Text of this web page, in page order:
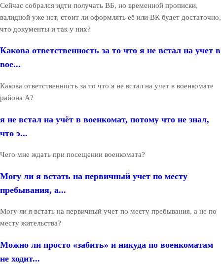
Сейчас собрался идти получать ВБ, но временной прописки,
валидной уже нет, стоит ли оформлять её или ВК будет достаточно,
что документы и так у них?
Какова ответственность за то что я не встал на учет в
вое...
Какова ответственность за то что я не встал на учет в военкомате
района А?
я не встал на учёт в военкомат, потому что не знал,
что э...
Чего мне ждать при посещении военкомата?
Могу ли я встать на первичный учет по месту
пребывания, а...
Могу ли я встать на первичный учет по месту пребывания, а не по
месту жительства?
Можно ли просто «забить» и никуда по военкоматам
не ходит...